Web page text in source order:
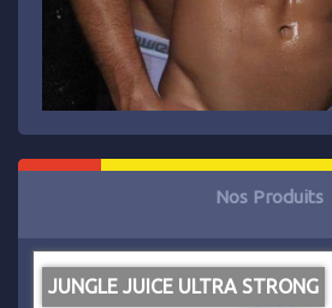
Nos Produits
JUNGLE JUICE ULTRA STRONG